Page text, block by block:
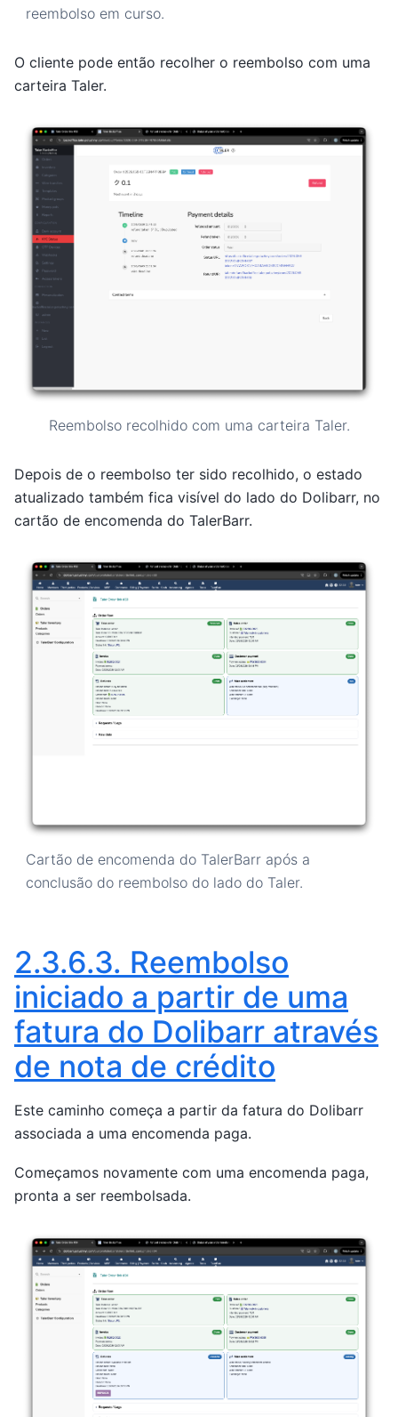
reembolso em curso.
O cliente pode então recolher o reembolso com uma
carteira Taler.
Reembolso recolhido com uma carteira Taler.
Depois de o reembolso ter sido recolhido, o estado
atualizado também fica visível do lado do Dolibarr, no
cartão de encomenda do TalerBarr.
Cartão de encomenda do TalerBarr após a
conclusão do reembolso do lado do Taler.
2.3.6.3. Reembolso
iniciado a partir de uma
fatura do Dolibarr através
de nota de crédito
Este caminho começa a partir da fatura do Dolibarr
associada a uma encomenda paga.
Começamos novamente com uma encomenda paga,
pronta a ser reembolsada.